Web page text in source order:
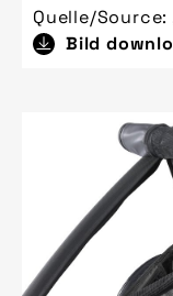
Quelle/
Bild